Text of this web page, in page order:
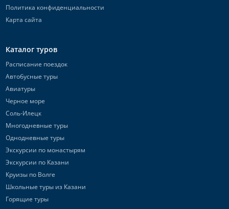
Политика конфиденциальности
Карта сайта
Каталог туров
Расписание поездок
Автобусные туры
Авиатуры
Черное море
Соль-Илецк
Многодневные туры
Однодневные туры
Экскурсии по монастырям
Экскурсии по Казани
Круизы по Волге
Школьные туры из Казани
Горящие туры